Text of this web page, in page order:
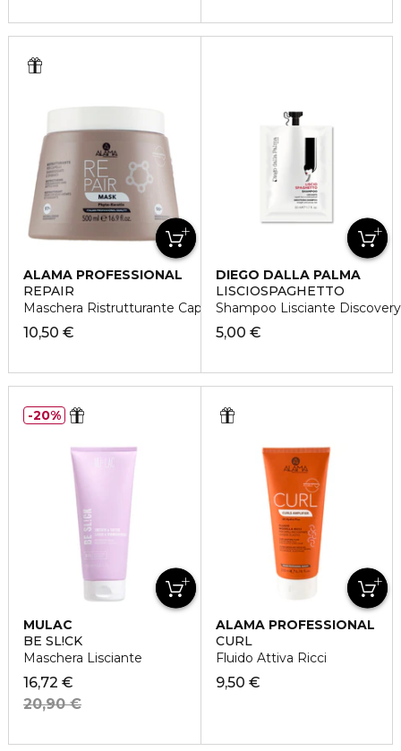
ALAMA PROFESSIONAL
REPAIR
Maschera Ristrutturante Capelli Danneggiati e Sfibrati
10,50 €
DIEGO DALLA PALMA
LISCIOSPAGHETTO
Shampoo Lisciante Discovery
5,00 €
MULAC
BE SL!CK
Maschera Lisciante
16,72 €
20,90 €
20%
ALAMA PROFESSIONAL
CURL
Fluido Attiva Ricci
9,50 €